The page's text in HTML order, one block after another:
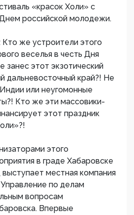
«красок Холи» с
российской молодежи.
Кто же устроители этого
веселья в честь Дня
этот экзотический
дальневосточный край?! Не
или неугомонные
Кто же эти массовики-
этот праздник
этого
в граде Хабаровске
местная компания
по делам
вопросам
Впервые